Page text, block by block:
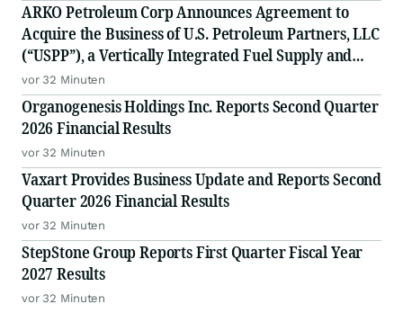
ARKO Petroleum Corp Announces Agreement to
Acquire the Business of U.S. Petroleum Partners, LLC
(“USPP”), a Vertically Integrated Fuel Supply and
Distribution Platform Expected to Increase Annual
Wholesale Fuel Volumes by Approximately 280
Million Gallons
vor 32 Minuten
Organogenesis Holdings Inc. Reports Second Quarter
2026 Financial Results
vor 32 Minuten
Vaxart Provides Business Update and Reports Second
Quarter 2026 Financial Results
vor 32 Minuten
StepStone Group Reports First Quarter Fiscal Year
2027 Results
vor 32 Minuten